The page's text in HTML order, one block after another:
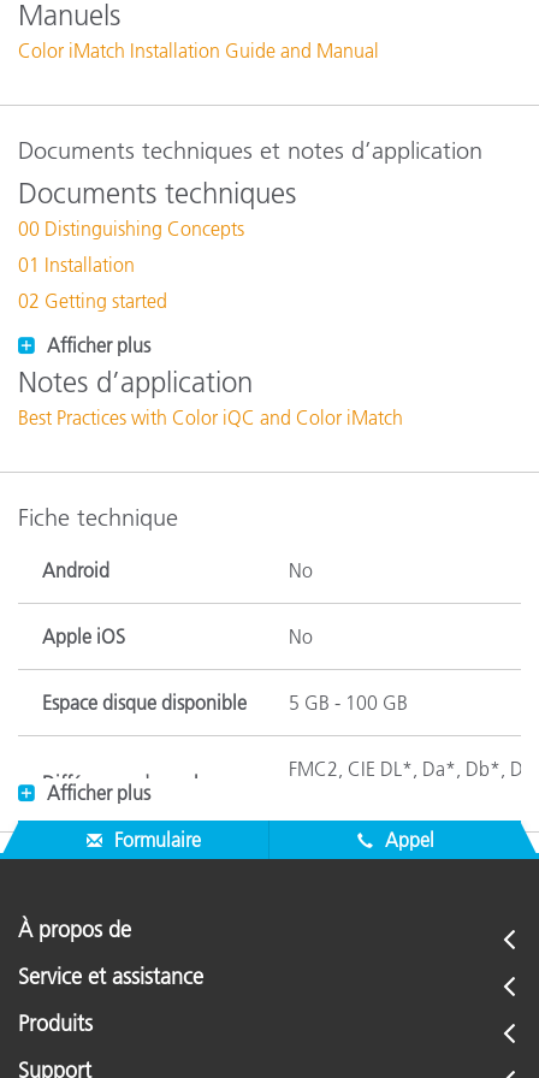
Manuels
Color iMatch Installation Guide and Manual
Documents techniques et notes d’application
Documents techniques
00 Distinguishing Concepts
01 Installation
02 Getting started
Afficher plus
Notes d’application
Best Practices with Color iQC and Color iMatch
Fiche technique
Android No
Apple iOS No
Espace disque disponible 5 GB - 100 GB
Différences de couleur
FMC2, CIE DL*, Da*, Db*,
Espaces chromatiques CIE L*a*b*, CIE L*C*h*,
Appareils Android
Appareils iOS
Afficher plus
Formulaire
Appel
À propos de
Service et assistance
Produits
Support